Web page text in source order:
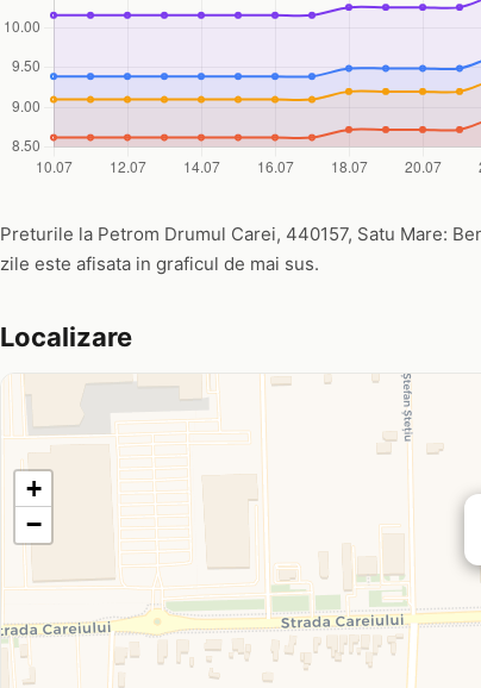
Preturile la Petrom Drumul Carei, 440157, Satu Mare:
zile este afisata in graficul de mai sus.
Localizare
+
−